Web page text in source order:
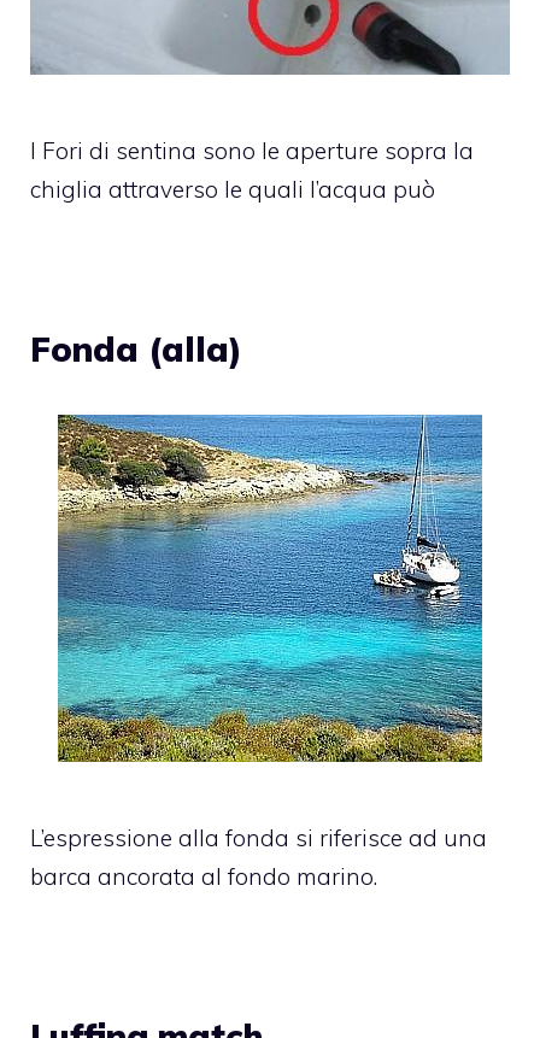
I Fori di sentina sono le aperture sopra la
chiglia attraverso le quali l’acqua può
Fonda (alla)
L’espressione alla fonda si riferisce ad una
barca ancorata al fondo marino.